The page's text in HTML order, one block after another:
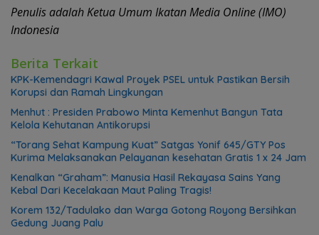
Penulis adalah Ketua Umum Ikatan Media Online (IMO)
Indonesia
Berita Terkait
KPK-Kemendagri Kawal Proyek PSEL untuk Pastikan Bersih
Korupsi dan Ramah Lingkungan
Menhut : Presiden Prabowo Minta Kemenhut Bangun Tata
Kelola Kehutanan Antikorupsi
“Torang Sehat Kampung Kuat” Satgas Yonif 645/GTY Pos
Kurima Melaksanakan Pelayanan kesehatan Gratis 1 x 24 Jam
Kenalkan “Graham”: Manusia Hasil Rekayasa Sains Yang
Kebal Dari Kecelakaan Maut Paling Tragis!
Korem 132/Tadulako dan Warga Gotong Royong Bersihkan
Gedung Juang Palu